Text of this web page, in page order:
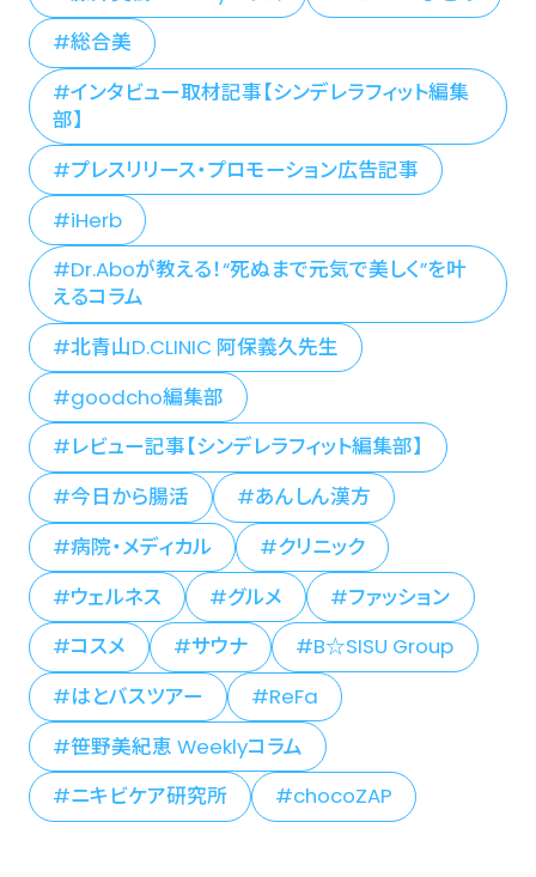
総合美
インタビュー取材記事【シンデレラフィット編集
部】
プレスリリース・プロモーション広告記事
iHerb
Dr.Aboが教える！“死ぬまで元気で美しく”を叶
えるコラム
北青山D.CLINIC 阿保義久先生
goodcho編集部
レビュー記事【シンデレラフィット編集部】
今日から腸活
あんしん漢方
病院・メディカル
クリニック
ウェルネス
グルメ
ファッション
コスメ
サウナ
B☆SISU Group
はとバスツアー
ReFa
笹野美紀恵 Weeklyコラム
ニキビケア研究所
chocoZAP